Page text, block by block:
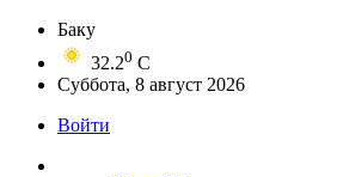
Баку
32.20 C
Суббота, 8 август 2026
Войти